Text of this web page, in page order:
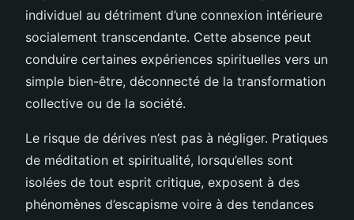
individuel au détriment d’une connexion intérieure
socialement transcendante. Cette absence peut
conduire certaines expériences spirituelles vers un
simple bien-être, déconnecté de la transformation
collective ou de la société.
Le risque de dérives n’est pas à négliger. Pratiques
de méditation et spiritualité, lorsqu’elles sont
isolées de tout esprit critique, exposent à des
phénomènes d’escapisme voire à des tendances